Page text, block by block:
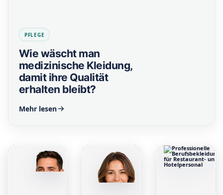
PFLEGE
Wie wäscht man
medizinische Kleidung,
damit ihre Qualität
erhalten bleibt?
Mehr lesen